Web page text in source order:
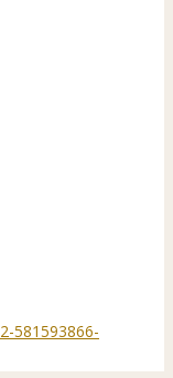
581593866-